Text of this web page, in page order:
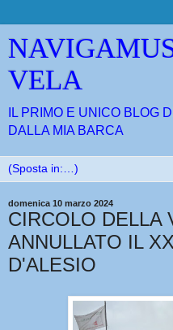
VELA
IL PRIMO E UNICO BLOG
DALLA MIA BARCA
domenica 10 marzo 2024
CIRCOLO DELLA
ANNULLATO IL
D'ALESIO